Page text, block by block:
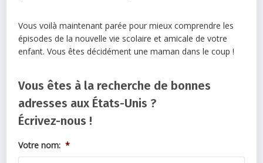
Vous voilà maintenant parée pour mieux comprendre les
épisodes de la nouvelle vie scolaire et amicale de votre
enfant. Vous êtes décidément une maman dans le coup !
Vous êtes à la recherche de bonnes
adresses aux États-Unis ?
Écrivez-nous !
Votre nom: *